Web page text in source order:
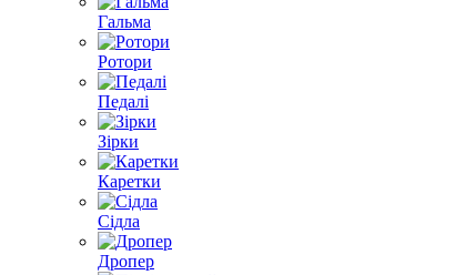
Гальма
Ротори
Педалі
Зірки
Каретки
Сідла
Дропер